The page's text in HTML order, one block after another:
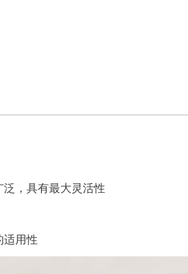
，具有最大灵活性
适用性